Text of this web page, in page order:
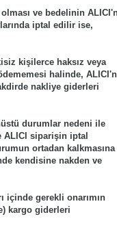
ve bedelinin
iptal edilir ise,
kişilerce haksız veya
halinde,
nakliye giderleri
durumlar nedeni ile
siparişin iptal
ortadan kalkmasına
kendisine nakden ve
içinde gerekli onarımın
kargo giderleri